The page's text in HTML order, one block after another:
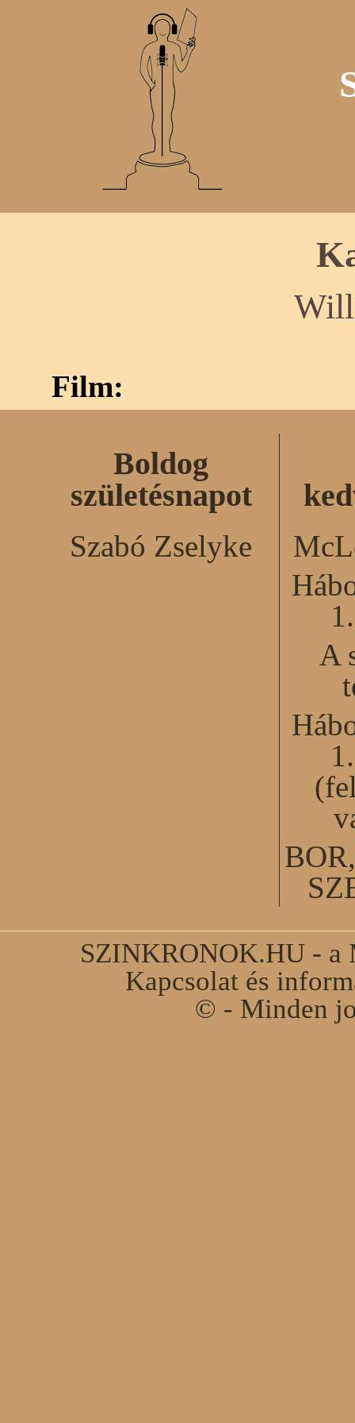
Film:
Boldog
születésnapot
Szabó Zselyke
A
SZINKRONOK.HU - a
Kapcsolat és
© - Minden